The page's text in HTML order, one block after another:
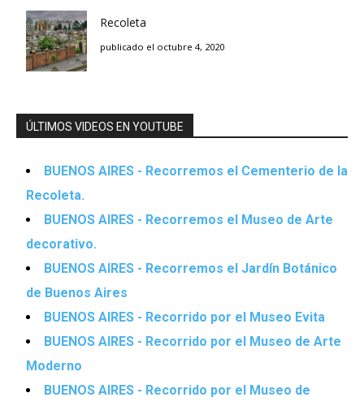
Recoleta
publicado el octubre 4, 2020
ÚLTIMOS VIDEOS EN YOUTUBE
BUENOS AIRES - Recorremos el Cementerio de la
Recoleta.
BUENOS AIRES - Recorremos el Museo de Arte
decorativo.
BUENOS AIRES - Recorremos el Jardín Botánico
de Buenos Aires
BUENOS AIRES - Recorrido por el Museo Evita
BUENOS AIRES - Recorrido por el Museo de Arte
Moderno
BUENOS AIRES - Recorrido por el Museo de